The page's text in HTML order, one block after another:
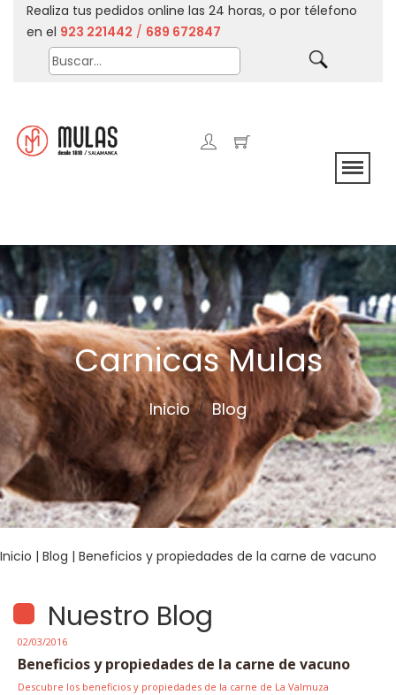
Realiza tus pedidos online las 24 horas, o por télefono
en el 923 221442 / 689 672847
Carnicas Mulas
Inicio / Blog
Inicio | Blog | Beneficios y propiedades de la carne de vacuno
Nuestro Blog
02/03/2016
Beneficios y propiedades de la carne de vacuno
Descubre los beneficios y propiedades de la carne de La Valmuza